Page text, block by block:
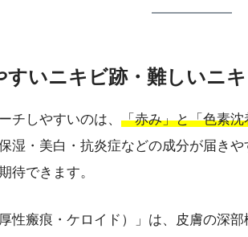
いニキビ跡・難しいニ
チしやすいのは、 「赤み」と「色素
湿・美白・抗炎症などの成分が届き
待できます。
性瘢痕・ケロイド）」は、皮膚の深